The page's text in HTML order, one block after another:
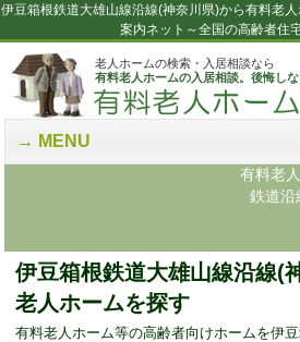
伊豆箱根鉄道大雄山線沿線(神奈川県)から有料老
案内ネット～全国の高齢者住
老人ホームの検索・入居相談なら
有料老人ホームの入居相談。後悔し
MENU
有料老
鉄道沿
伊豆箱根鉄道大雄山線沿線(
老人ホームを探す
有料老人ホーム等の高齢者向けホームを伊